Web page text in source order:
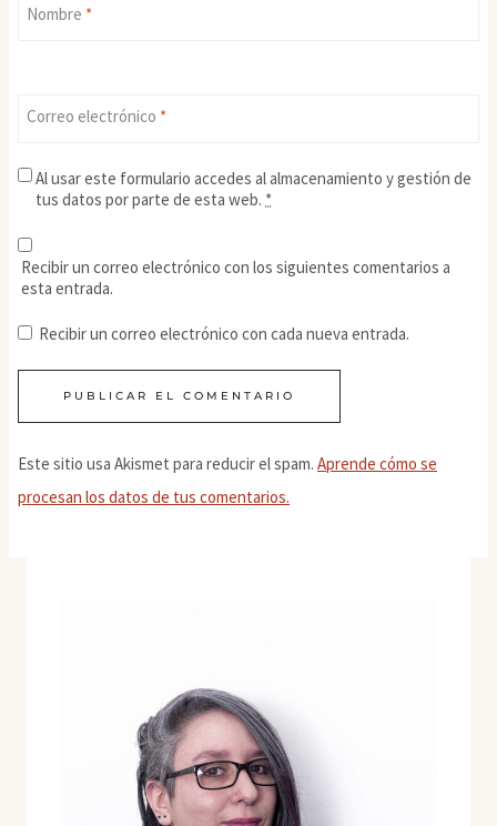
Nombre *
Correo electrónico *
Al usar este formulario accedes al almacenamiento y gestión de
tus datos por parte de esta web. *
Recibir un correo electrónico con los siguientes comentarios a
esta entrada.
Recibir un correo electrónico con cada nueva entrada.
Este sitio usa Akismet para reducir el spam. Aprende cómo se
procesan los datos de tus comentarios.